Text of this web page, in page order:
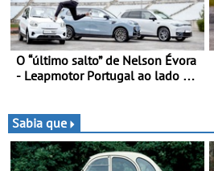
O “último salto” de Nelson Évora
- Leapmotor Portugal ao lado do
Sabia que